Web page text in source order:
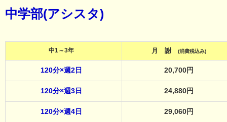
中学部(アシスタ)
中1～3年 月 謝 (消費税込み)
120分×週2日 20,700円
120分×週3日 24,880円
120分×週4日 29,060円